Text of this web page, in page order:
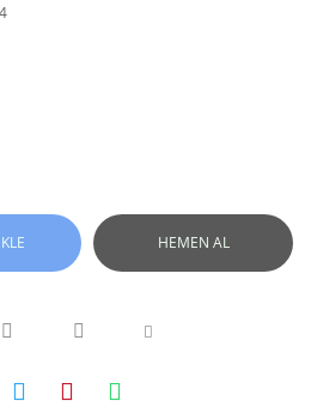
HEMEN AL